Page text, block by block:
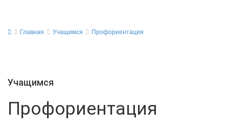
Главная Учащимся Профориентация
Учащимся
Профориентация